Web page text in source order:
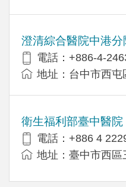
澄清綜合醫院中港分
電話：+886-4-
地址：台中市西
衛生福利部臺中醫院
電話：+886 4
地址：臺中市西區